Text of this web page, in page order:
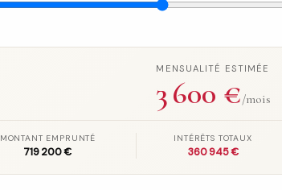
MENSUALITÉ ESTIMÉE
3 600 €/mois
MONTANT EMPRUNTÉ
719 200 €
INTÉRÊTS TOTAUX
360 945 €